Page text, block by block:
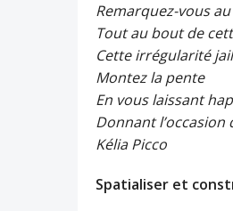
Remarquez-vous
Tout au bout de
Cette irrégularité
Montez la pente
En vous laissant
Donnant
Kélia Picco
Spatialiser et